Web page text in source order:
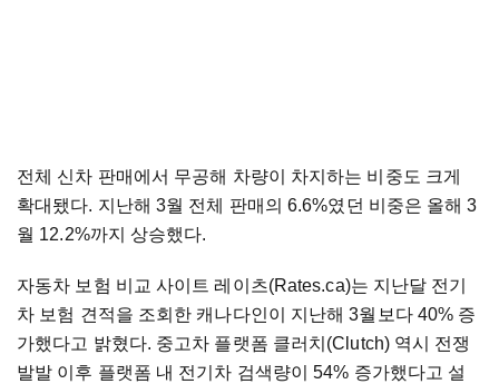
전체 신차 판매에서 무공해 차량이 차지하는 비중도 크게
확대됐다. 지난해 3월 전체 판매의 6.6%였던 비중은 올해 3
월 12.2%까지 상승했다.
자동차 보험 비교 사이트 레이츠(Rates.ca)는 지난달 전기
차 보험 견적을 조회한 캐나다인이 지난해 3월보다 40% 증
가했다고 밝혔다. 중고차 플랫폼 클러치(Clutch) 역시 전쟁
발발 이후 플랫폼 내 전기차 검색량이 54% 증가했다고 설